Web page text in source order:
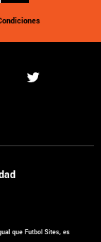
que Futbol Sites, es